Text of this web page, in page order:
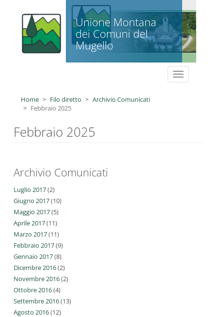
Salta al contenuto principale
Unione Montana
dei Comuni del
Mugello
Toggle
navigation
Home
Filo diretto
Archivio Comunicati
Febbraio 2025
Febbraio 2025
Archivio Comunicati
Luglio 2017(2)
Giugno 2017(10)
Maggio 2017(5)
Aprile 2017(11)
Marzo 2017(11)
Febbraio 2017(9)
Gennaio 2017(8)
Dicembre 2016(2)
Novembre 2016(2)
Ottobre 2016(4)
Settembre 2016(13)
Agosto 2016(12)